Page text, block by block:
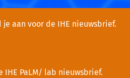
aan voor de IHE nieuwsbrief.
IHE PaLM/ lab nieuwsbrief.